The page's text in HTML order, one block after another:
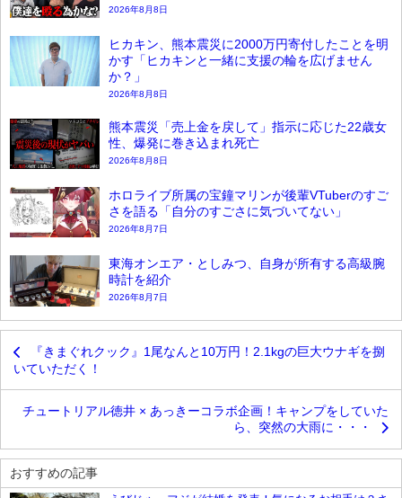
2026年8月8日
ヒカキン、熊本震災に2000万円寄付したことを明
かす「ヒカキンと一緒に支援の輪を広げません
か？」
2026年8月8日
熊本震災「売上金を戻して」指示に応じた22歳女
性、爆発に巻き込まれ死亡
2026年8月8日
ホロライブ所属の宝鐘マリンが後輩VTuberのすご
さを語る「自分のすごさに気づいてない」
2026年8月7日
東海オンエア・としみつ、自身が所有する高級腕
時計を紹介
2026年8月7日
『きまぐれクック』1尾なんと10万円！2.1kgの巨大ウナギを捌
いていただく！
チュートリアル徳井 × あっきーコラボ企画！キャンプをしていた
ら、突然の大雨に・・・
おすすめの記事